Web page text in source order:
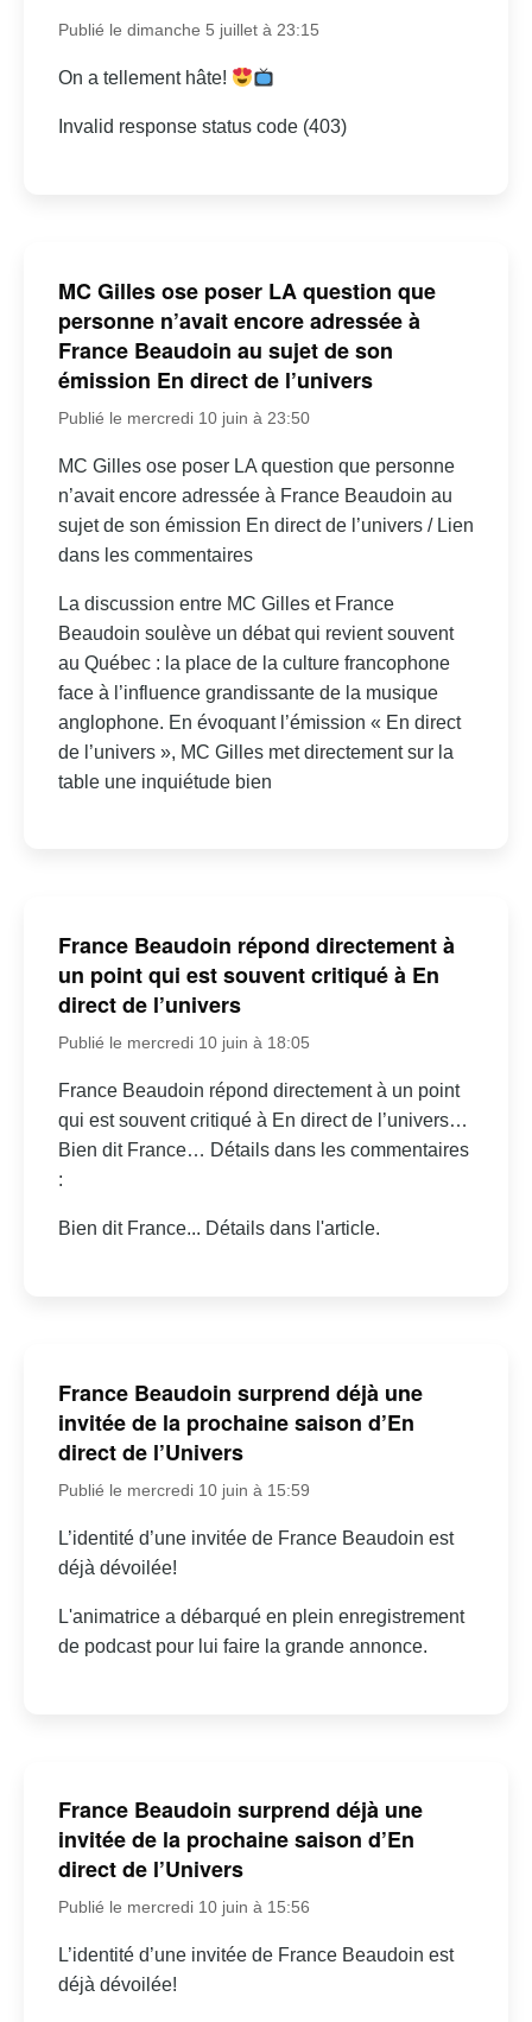
Publié le dimanche 5 juillet à 23:15
On a tellement hâte!
Invalid response status code (403)
MC Gilles ose poser LA question que
personne n’avait encore adressée à
France Beaudoin au sujet de son
émission En direct de l’univers
Publié le mercredi 10 juin à 23:50
MC Gilles ose poser LA question que personne
n’avait encore adressée à France Beaudoin au
sujet de son émission En direct de l’univers / Lien
dans les commentaires
La discussion entre MC Gilles et France
Beaudoin soulève un débat qui revient souvent
au Québec : la place de la culture francophone
face à l’influence grandissante de la musique
anglophone. En évoquant l’émission « En direct
de l’univers », MC Gilles met directement sur la
table une inquiétude bien
France Beaudoin répond directement à
un point qui est souvent critiqué à En
direct de l’univers
Publié le mercredi 10 juin à 18:05
France Beaudoin répond directement à un point
qui est souvent critiqué à En direct de l’univers…
Bien dit France… Détails dans les commentaires
:
Bien dit France... Détails dans l'article.
France Beaudoin surprend déjà une
invitée de la prochaine saison d’En
direct de l’Univers
Publié le mercredi 10 juin à 15:59
L’identité d’une invitée de France Beaudoin est
déjà dévoilée!
L'animatrice a débarqué en plein enregistrement
de podcast pour lui faire la grande annonce.
France Beaudoin surprend déjà une
invitée de la prochaine saison d’En
direct de l’Univers
Publié le mercredi 10 juin à 15:56
L’identité d’une invitée de France Beaudoin est
déjà dévoilée!